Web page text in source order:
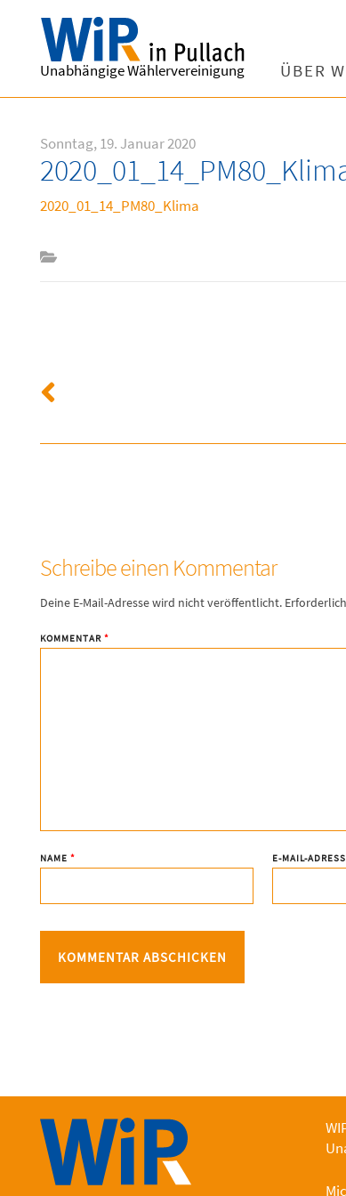
Unabhängige Wählervereinigung ÜBER
Sonntag, 19. Januar 2020
2020_01_14_PM80_Klima
Schreibe einen Kommentar
Deine E-Mail-Adresse wird nicht veröffentlicht.
KOMMENTAR *
NAME * E-MAIL-